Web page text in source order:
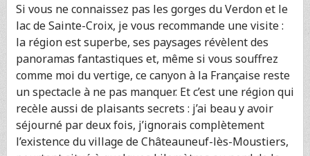
Si vous ne connaissez pas les gorges du Verdon et le
lac de Sainte-Croix, je vous recommande une visite :
la région est superbe, ses paysages révèlent des
panoramas fantastiques et, même si vous souffrez
comme moi du vertige, ce canyon à la Française reste
un spectacle à ne pas manquer. Et c’est une région qui
recèle aussi de plaisants secrets : j’ai beau y avoir
séjourné par deux fois, j’ignorais complètement
l’existence du village de Châteauneuf-lès-Moustiers,